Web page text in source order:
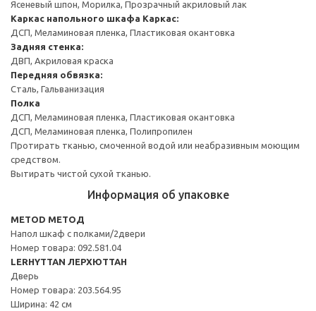
Ясеневый шпон, Морилка, Прозрачный акриловый лак
Каркас напольного шкафа Каркас:
ДСП, Меламиновая пленка, Пластиковая окантовка
Задняя стенка:
ДВП, Акриловая краска
Передняя обвязка:
Сталь, Гальванизация
Полка
ДСП, Меламиновая пленка, Пластиковая окантовка
ДСП, Меламиновая пленка, Полипропилен
Протирать тканью, смоченной водой или неабразивным моющим
средством.
Вытирать чистой сухой тканью.
Информация об упаковке
METOD МЕТОД
Напол шкаф с полками/2двери
Номер товара: 092.581.04
LERHYTTAN ЛЕРХЮТТАН
Дверь
Номер товара: 203.564.95
Ширина: 42 см